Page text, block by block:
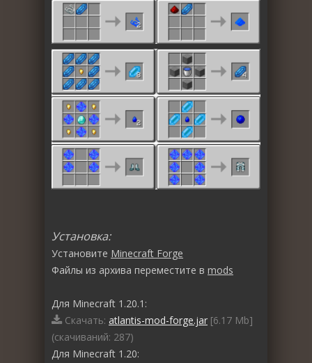
Установка:
Установите Minecraft Forge
Файлы из архива переместите в mods
Для Minecraft 1.20.1:
Скачать: atlantis-mod-forge.jar [6.17 Mb]
(cкачиваний: 287)
Для Minecraft 1.20: